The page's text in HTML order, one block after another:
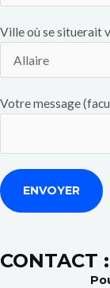
Ville où se situerait
Votre message
CONTACT :